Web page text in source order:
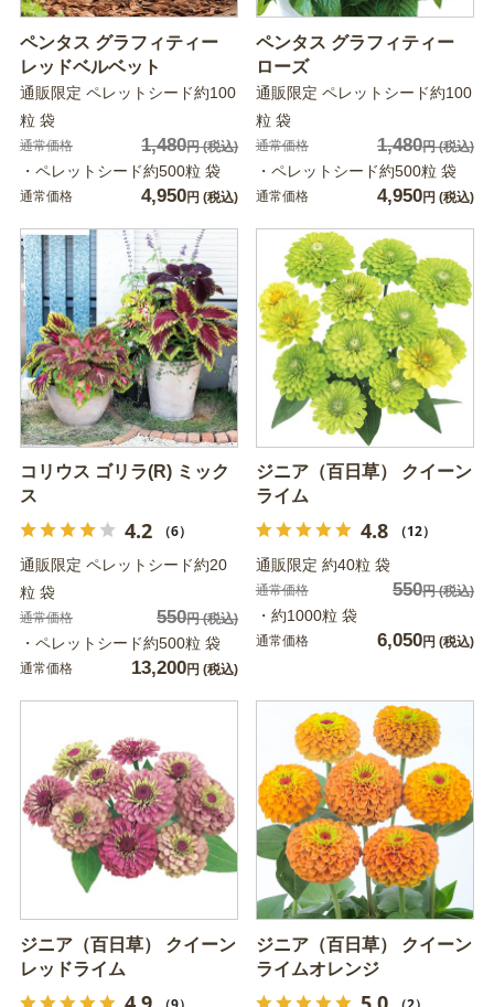
ペンタス グラフィティー
レッドベルベット
通販限定 ペレットシード約100
粒 袋
通常価格 1,480円(税込)
・ペレットシード約500粒 袋
通常価格 4,950円 (税込)
ペンタス グラフィティー
ローズ
通販限定 ペレットシード約100
粒 袋
通常価格 1,480円(税込)
・ペレットシード約500粒 袋
通常価格 4,950円 (税込)
コリウス ゴリラ(R) ミック
ス
4.2 （6）
通販限定 ペレットシード約20
粒 袋
通常価格 550円(税込)
・ペレットシード約500粒 袋
通常価格 13,200円 (税込)
ジニア（百日草） クイーン
ライム
4.8 （12）
通販限定 約40粒 袋
通常価格 550円(税込)
・約1000粒 袋
通常価格 6,050円 (税込)
ジニア（百日草） クイーン
レッドライム
ジニア（百日草） クイーン
ライムオレンジ